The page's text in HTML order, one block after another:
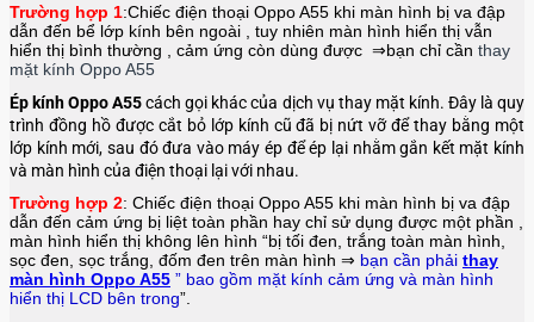
Trường hợp 1:Chiếc điện thoại Oppo A55 khi màn hình bị va đập
dẫn đến bể lớp kính bên ngoài , tuy nhiên màn hình hiển thị vẫn
hiển thị bình thường , cảm ứng còn dùng được ⇒bạn chỉ cần thay
mặt kính Oppo A55
Ép kính Oppo A55cách gọi khác của dịch vụ thay mặt kính. Đây là quy
trình đồng hồ được cắt bỏ lớp kính cũ đã bị nứt vỡ để thay bằng một
lớp kính mới, sau đó đưa vào máy ép để ép lại nhằm gắn kết mặt kính
và màn hình của điện thoại lại với nhau.
Trường hợp 2: Chiếc điện thoại Oppo A55 khi màn hình bị va đập
dẫn đến cảm ứng bị liệt toàn phần hay chỉ sử dụng được một phần ,
màn hình hiển thị không lên hình “bị tối đen, trắng toàn màn hình,
sọc đen, sọc trắng, đốm đen trên màn hình ⇒ bạn cần phải thay
màn hình Oppo A55 ” bao gồm mặt kính cảm ứng và màn hình
hiển thị LCD bên trong”.